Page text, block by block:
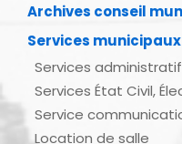
Archives conseil
Services municipaux
Services
Services État Civil,
Service
Location de salle